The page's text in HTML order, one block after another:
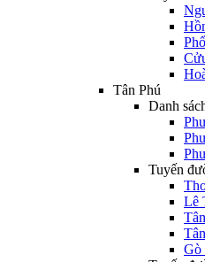
Tân Phú
Danh
Tuyến
Lê
Gò